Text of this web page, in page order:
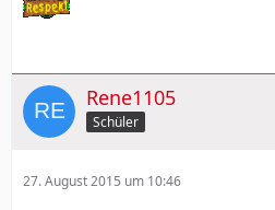
Rene1105
Schüler
27. August 2015 um 10:46